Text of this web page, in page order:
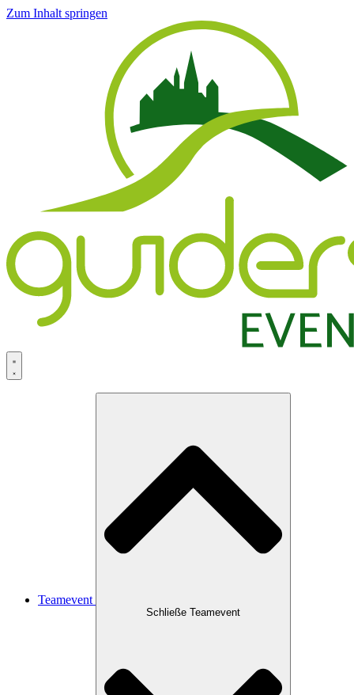
Zum Inhalt springen
Teamevent
Schließe Teamevent